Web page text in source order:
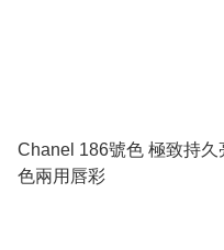
Chanel 186號色 極致持久
色兩用唇彩